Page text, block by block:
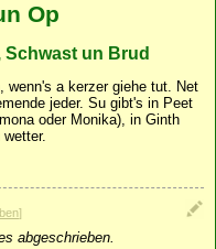
Op
Schwast un Brud
wenn's a kerzer giehe tut. Net
jeder. Su gibt's in Peet
oder Monika), in Ginth
]
abgeschrieben.